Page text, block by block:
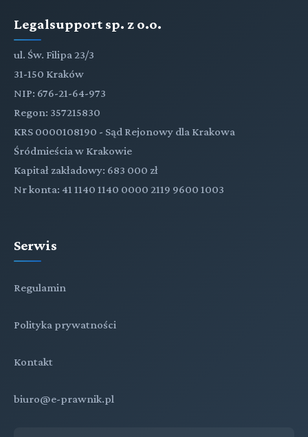
Legalsupport sp. z o.o.
ul. Św. Filipa 23/3
31-150 Kraków
NIP: 676-21-64-973
Regon: 357215830
KRS 0000108190 - Sąd Rejonowy dla Krakowa
Śródmieścia w Krakowie
Kapitał zakładowy: 683 000 zł
Nr konta: 41 1140 1140 0000 2119 9600 1003
Serwis
Regulamin
Polityka prywatności
Kontakt
biuro@e-prawnik.pl